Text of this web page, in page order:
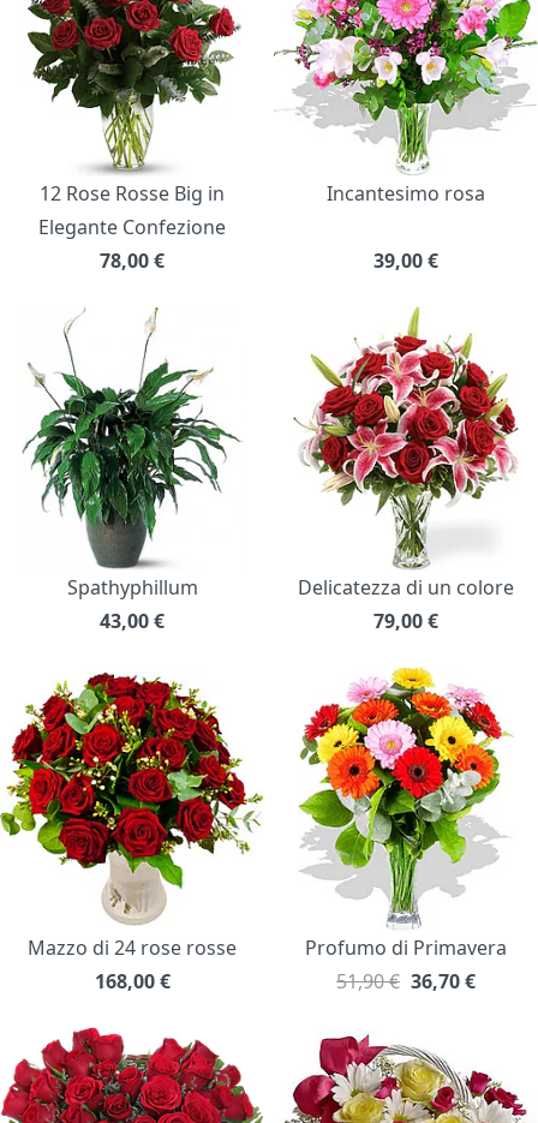
12 Rose Rosse Big in
Elegante Confezione
78,00€
Incantesimo rosa
39,00€
Spathyphillum
43,00€
Delicatezza di un colore
79,00€
Mazzo di 24 rose rosse
168,00 €
Profumo di Primavera
51,90 € 36,70€